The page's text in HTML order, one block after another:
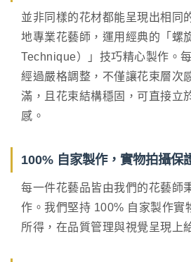
並非同樣的花材都能呈現出相同
地專業花藝師，運用經典的「螺
Technique）」技巧精心製作。
經過嚴格調整，不僅讓花束層次
滿，且花束結構穩固，可直接立
感。
100% 自家製作，實物拍攝保
每一件花藝品皆由我們的花藝師
作。我們堅持 100% 自家製作實
所得，在品質管理與視覺呈現上